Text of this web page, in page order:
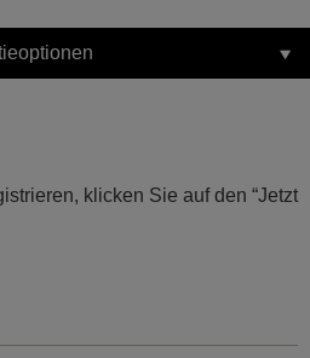
klicken Sie auf den “Jetzt